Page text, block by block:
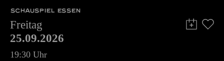
SCHAUSPIEL ESSEN
Freitag
25.09.2026
19:30 Uhr